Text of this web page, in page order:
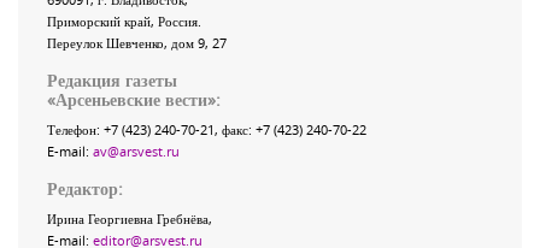
Приморский край, Россия.
Переулок Шевченко, дом 9, 27
Редакция газеты
«Арсеньевские вести»:
Телефон: +7 (423) 240-70-21, факс: +7 (423) 240-70-22
E-mail: av@arsvest.ru
Редактор:
Ирина Георгиевна Гребнёва,
E-mail: editor@arsvest.ru